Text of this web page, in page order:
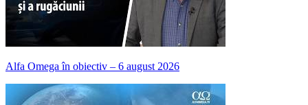
Alfa Omega în obiectiv – 6 august 2026